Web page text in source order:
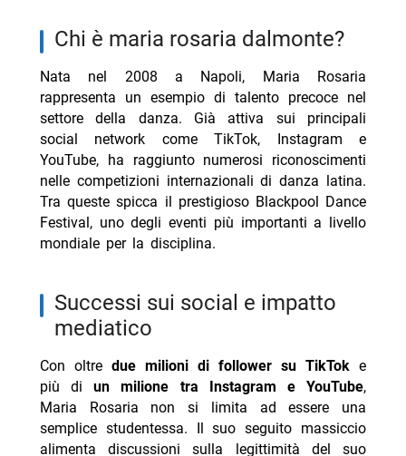
chi è maria rosaria dalmonte?
Nata nel 2008 a Napoli, Maria Rosaria
rappresenta un esempio di talento precoce nel
settore della danza. Già attiva sui principali
social network come TikTok, Instagram e
YouTube, ha raggiunto numerosi riconoscimenti
nelle competizioni internazionali di danza latina.
Tra queste spicca il prestigioso Blackpool Dance
Festival, uno degli eventi più importanti a livello
mondiale per la disciplina.
successi sui social e impatto
mediatico
Con oltre due milioni di follower su TikTok e
più diun milione tra Instagram e YouTube,
Maria Rosaria non si limita ad essere una
semplice studentessa. Il suo seguito massiccio
alimenta discussioni sulla legittimità del suo